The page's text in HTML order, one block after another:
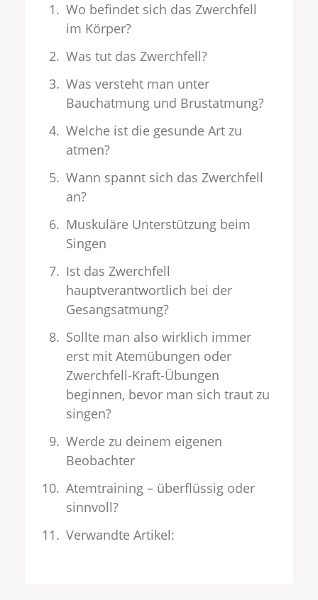
Wo befindet sich das Zwerchfell
im Körper?
Was tut das Zwerchfell?
Was versteht man unter
Bauchatmung und Brustatmung?
Welche ist die gesunde Art zu
atmen?
Wann spannt sich das Zwerchfell
an?
Muskuläre Unterstützung beim
Singen
Ist das Zwerchfell
hauptverantwortlich bei der
Gesangsatmung?
Sollte man also wirklich immer
erst mit Atemübungen oder
Zwerchfell-Kraft-Übungen
beginnen, bevor man sich traut zu
singen?
Werde zu deinem eigenen
Beobachter
Atemtraining – überflüssig oder
sinnvoll?
Verwandte Artikel: